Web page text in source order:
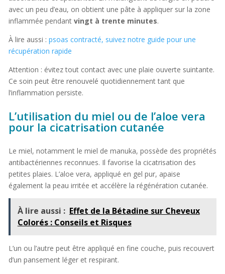
avec un peu d’eau, on obtient une pâte à appliquer sur la zone
inflammée pendant vingt à trente minutes.
À lire aussi : psoas contracté, suivez notre guide pour une
récupération rapide
Attention : évitez tout contact avec une plaie ouverte suintante.
Ce soin peut être renouvelé quotidiennement tant que
l’inflammation persiste.
L’utilisation du miel ou de l’aloe vera
pour la cicatrisation cutanée
Le miel, notamment le miel de manuka, possède des propriétés
antibactériennes reconnues. Il favorise la cicatrisation des
petites plaies. L’aloe vera, appliqué en gel pur, apaise
également la peau irritée et accélère la régénération cutanée.
À lire aussi : Effet de la Bétadine sur Cheveux
Colorés : Conseils et Risques
L’un ou l’autre peut être appliqué en fine couche, puis recouvert
d’un pansement léger et respirant.